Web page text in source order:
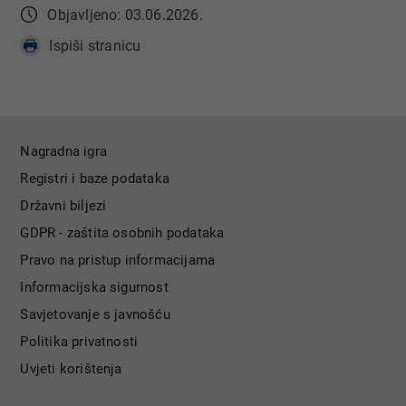
Objavljeno: 03.06.2026.
Ispiši stranicu
Nagradna igra
Registri i baze podataka
Državni biljezi
GDPR - zaštita osobnih podataka
Pravo na pristup informacijama
Informacijska sigurnost
Savjetovanje s javnošću
Politika privatnosti
Uvjeti korištenja